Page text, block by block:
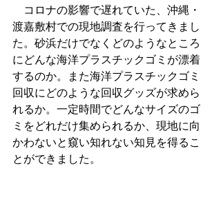
コロナの影響で遅れていた、沖縄・
渡嘉敷村での現地調査を行ってきまし
た。砂浜だけでなくどのようなところ
にどんな海洋プラスチックゴミが漂着
するのか。また海洋プラスチックゴミ
回収にどのような回収グッズが求めら
れるか。一定時間でどんなサイズのゴ
ミをどれだけ集められるか、現地に向
かわないと窺い知れない知見を得るこ
とができました。